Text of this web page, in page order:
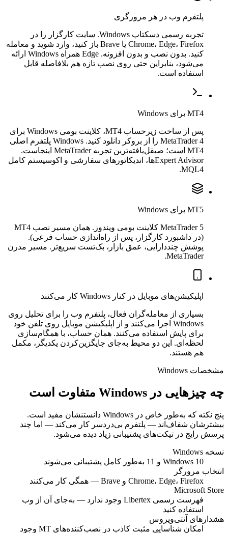
پلتفرم وب در هر مرورگری
تجربه رسمی دسکتاپ Windows. سایت کارگزار را در
Chrome، Edge، Firefox یا Brave باز کنید، وارد شوید و معامله
کنید. بدون نصب و بدون افزونه. Edge همراه Windows ارائه
می‌شود، بنابراین حتی روی نصب تازه هم بلافاصله قابل
استفاده است.
MT4 برای Windows
پس از ساخت زیرحساب MT4، کلاینت بومی Windows برای
MetaTrader 4 را از بروکر دانلود کنید. Windows پلتفرم اصلی
MT4 است؛ صیقل‌یافته‌ترین تجربه MetaTrader اینجاست.
Expert Advisorها، اندیکاتورهای سفارشی و اکوسیستم کامل
MQL4.
MT5 برای Windows
MetaTrader 5 کلاینت بومی ویندوز. همان مسیر نصب MT4
(در داشبورد کارگزار، پس از راه‌اندازی حساب فرعی).
پوشش چنددارایی، عمق بازار، بک‌تست سریع‌تر. مسیر مدرن
MetaTrader.
اپلیکیشن‌های موبایل در کنار Windows کار می‌کنند
بسیاری از معامله‌گران فعال، پلتفرم وب را برای تحلیل روی
Windows اجرا می‌کنند و از اپلیکیشن موبایل روی تلفن خود
برای پایش استفاده می‌کنند. همان حساب، با همگام‌سازی
لحظه‌ای. این دو محیط به‌جای جایگزین‌کردن یکدیگر، مکمل
هم هستند.
مشخصات Windows
چه چیزهایی در Windows متفاوت است
پنج نکته که به‌طور خاص در Windows دانستنشان مفید است.
بیشترشان شفاف‌اند — پلتفرم بی‌دردسر کار می‌کند — اما چند
پرسش رایج در تیکت‌های پشتیبانی زیاد دیده می‌شود.
نسخه Windows
Windows 10 و 11 به‌طور کامل پشتیبانی می‌شوند
انتخاب مرورگر
Chrome، Edge، Firefox و Brave — همگی کار می‌کنند
Microsoft Store
فهرست رسمی Libertex وجود ندارد — به‌جای آن از وب
استفاده کنید
هشدارهای آنتی‌ویروس
امکان شناسایی مثبت کاذب در نصب‌کننده‌های MT وجود